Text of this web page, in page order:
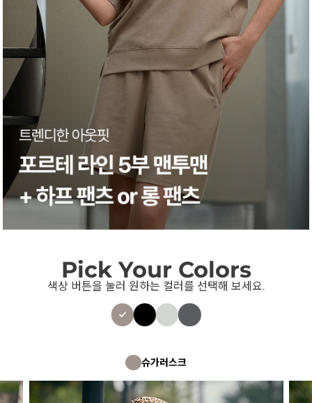
Pick Your Colors
색상 버튼을 눌러 원하는 컬러를 선택해 보세요.
슈가러스크